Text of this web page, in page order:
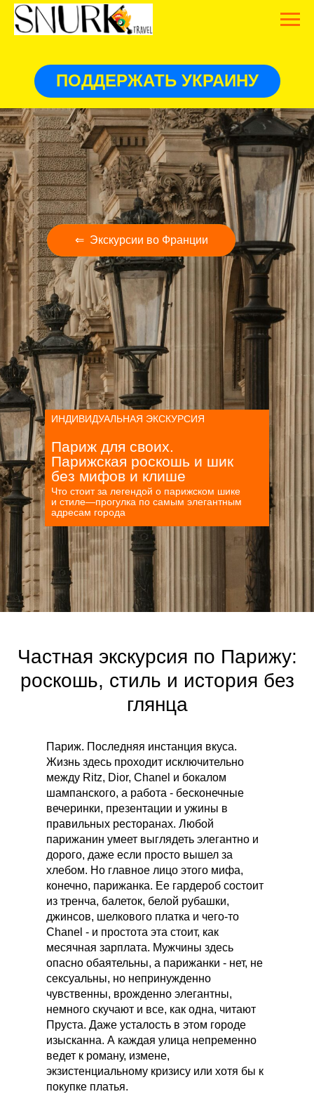
Париж для своих.
Парижская роскошь и шик
без мифов и клише
Что стоит за легендой о парижском шике
и стиле—прогулка по самым элегантным
адресам города
ИНДИВИДУАЛЬНАЯ ЭКСКУРСИЯ
⇐ Экскурсии во Франции
Частная экскурсия по Парижу:
роскошь, стиль и история без
глянца
Париж. Последняя инстанция вкуса.
Жизнь здесь проходит исключительно
между Ritz, Dior, Chanel и бокалом
шампанского, а работа - бесконечные
вечеринки, презентации и ужины в
правильных ресторанах. Любой
парижанин умеет выглядеть элегантно и
дорого, даже если просто вышел за
хлебом. Но главное лицо этого мифа,
конечно, парижанка. Ее гардероб состоит
из тренча, балеток, белой рубашки,
джинсов, шелкового платка и чего-то
Chanel - и простота эта стоит, как
месячная зарплата. Мужчины здесь
опасно обаятельны, а парижанки - нет, не
сексуальны, но непринужденно
чувственны, врожденно элегантны,
немного скучают и все, как одна, читают
Пруста. Даже усталость в этом городе
изысканна. А каждая улица непременно
ведет к роману, измене,
экзистенциальному кризису или хотя бы к
покупке платья.